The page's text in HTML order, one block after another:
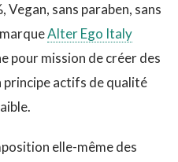
Vegan, sans paraben, sans
Alter Ego Italy
pour mission de créer des
actifs de qualité
elle-même des